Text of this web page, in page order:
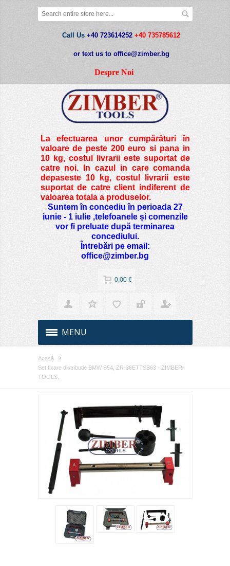
Call Us +40 723614252 +40 735785612
or text us to office@zimber.bg
Despre Noi
La efectuarea unor cumpărături în
valoare de peste200 euro si pana in
10 kg, costul livrarii este suportat de
catre noi. In cazul in care comanda
depaseste 10 kg, costul livrarii este
suportat de catre client indiferent de
valoarea totala a produselor.
Suntem în concediu în perioada 27
iunie - 1 iulie ,telefoanele și comenzile
vor fi preluate după terminarea
concediului.
Întrebări pe email:
office@zimber.bg
0,00 €
MENU
Acasă
Set fixare distributie BMW S54, ZR-36ETTSB63 - ZIMBER-
TOOLS.